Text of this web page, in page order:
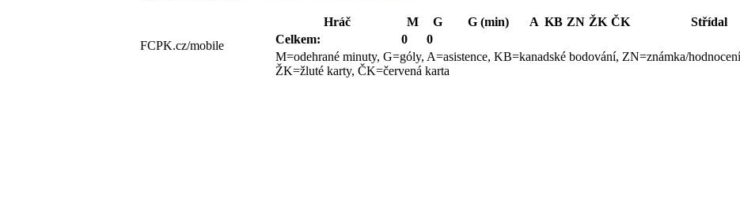
FCPK.cz/mobile
Hráč M G G (min) A KB ZN ŽK ČK
Střídal
Celkem:
0
0
M=odehrané minuty, G=góly, A=asistence, KB=kanadské bodování, ZN=známka/
ŽK=žluté karty, ČK=červená karta